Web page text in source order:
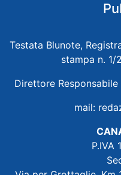
Testata Blunote,
stampa n.
Direttore
mail:
P.IVA